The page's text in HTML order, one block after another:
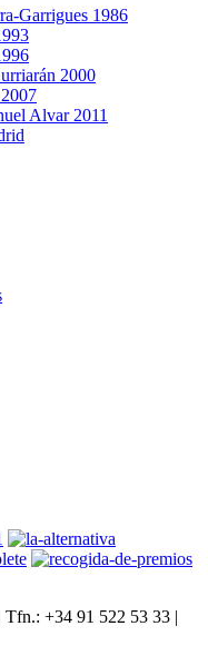
Garrigues 1986
2000
Alvar 2011
+34 91 522 53 33 |